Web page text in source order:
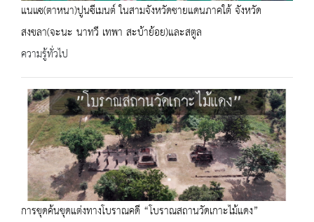
แนแซ(ตาหนา)ปูนซีเมนต์ ในสามจังหวัดชายแดนภาคใต้ จังหวัด
สงขลา(จะนะ นาทวี เทพา สะบ้าย้อย)และสตูล
ความรู้ทั่วไป
การขุดค้นขุดแต่งทางโบราณคดี “โบราณสถานวัดเกาะไม้แดง”